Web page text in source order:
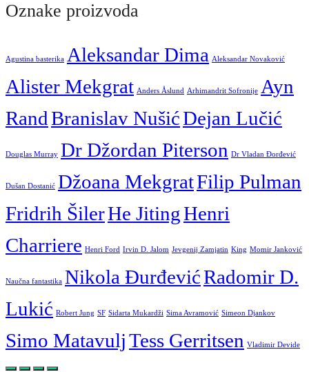
Oznake proizvoda
Agustina basterika Aleksandar Dima Aleksandar Novaković
Alister Mekgrat Anders Åslund Arhimandrit Sofronije Ayn
RandBranislav NušićDejan Lučić
Douglas Murray Dr Džordan Piterson Dr Vladan Đorđević
Dušan Dostanić Džoana MekgratFilip Pulman
Fridrih ŠilerHe JitingHenri
Charriere Henri Ford Irvin D. Jalom Jevgenij Zamjatin King Momir Janković
Naučna fantastika Nikola ĐurđevićRadomir D.
Lukić Robert Jung SF Sidarta Mukardži Sima Avramović Simeon Djankov
Simo MatavuljTess Gerritsen Vladimir Devide